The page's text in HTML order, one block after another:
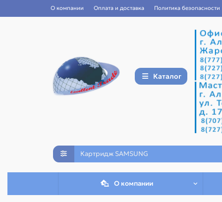
О компании Оплата и доставка Политика безопасности
Каталог
О компании